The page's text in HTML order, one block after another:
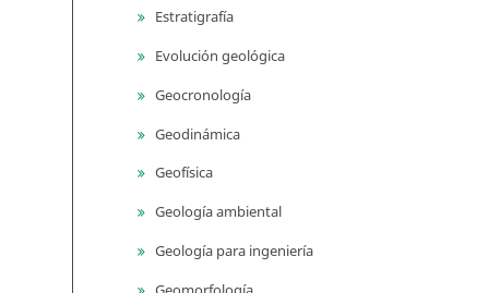
Estratigrafía
Evolución geológica
Geocronología
Geodinámica
Geofísica
Geología ambiental
Geología para ingeniería